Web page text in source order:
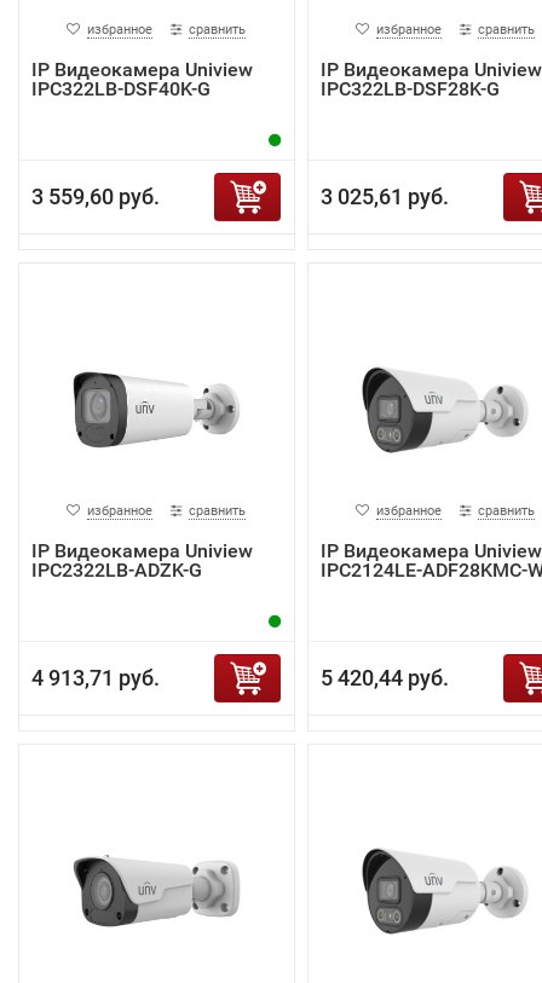
избранное сравнить
IP Видеокамера Uniview
IPC322LB-DSF40K-G
3 559,60 руб.
избранное сравнить
IP Видеокамера Uniview
IPC322LB-DSF28K-G
3 025,61 руб.
избранное сравнить
IP Видеокамера Uniview
IPC2322LB-ADZK-G
4 913,71 руб.
избранное сравнить
IP Видеокамера Uniview
IPC2124LE-ADF28KMC-
5 420,44 руб.